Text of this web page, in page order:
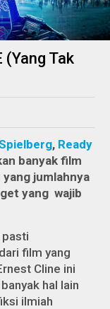
(Yang Tak
, Ready
banyakfilm
yang jumlahnya
yang wajib
film yang
Cline ini
hal lain
ilmiah